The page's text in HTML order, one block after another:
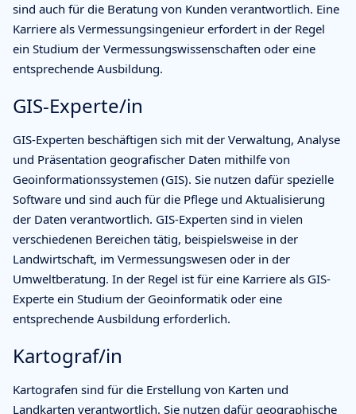
sind auch für die Beratung von Kunden verantwortlich. Eine
Karriere als Vermessungsingenieur erfordert in der Regel
ein Studium der Vermessungswissenschaften oder eine
entsprechende Ausbildung.
GIS-Experte/in
GIS-Experten beschäftigen sich mit der Verwaltung, Analyse
und Präsentation geografischer Daten mithilfe von
Geoinformationssystemen (GIS). Sie nutzen dafür spezielle
Software und sind auch für die Pflege und Aktualisierung
der Daten verantwortlich. GIS-Experten sind in vielen
verschiedenen Bereichen tätig, beispielsweise in der
Landwirtschaft, im Vermessungswesen oder in der
Umweltberatung. In der Regel ist für eine Karriere als GIS-
Experte ein Studium der Geoinformatik oder eine
entsprechende Ausbildung erforderlich.
Kartograf/in
Kartografen sind für die Erstellung von Karten und
Landkarten verantwortlich. Sie nutzen dafür geographische